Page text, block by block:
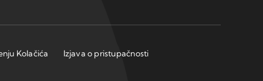
Kolačića Izjava o pristupačnosti